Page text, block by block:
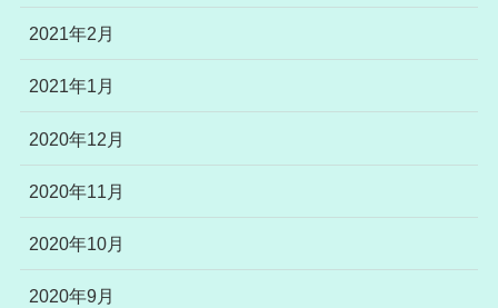
2021年2月
2021年1月
2020年12月
2020年11月
2020年10月
2020年9月